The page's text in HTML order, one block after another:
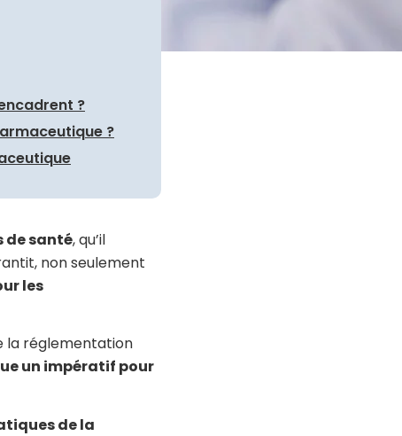
?
?
de santé, qu’il
non seulement
les
la réglementation
un impératif pour
de la